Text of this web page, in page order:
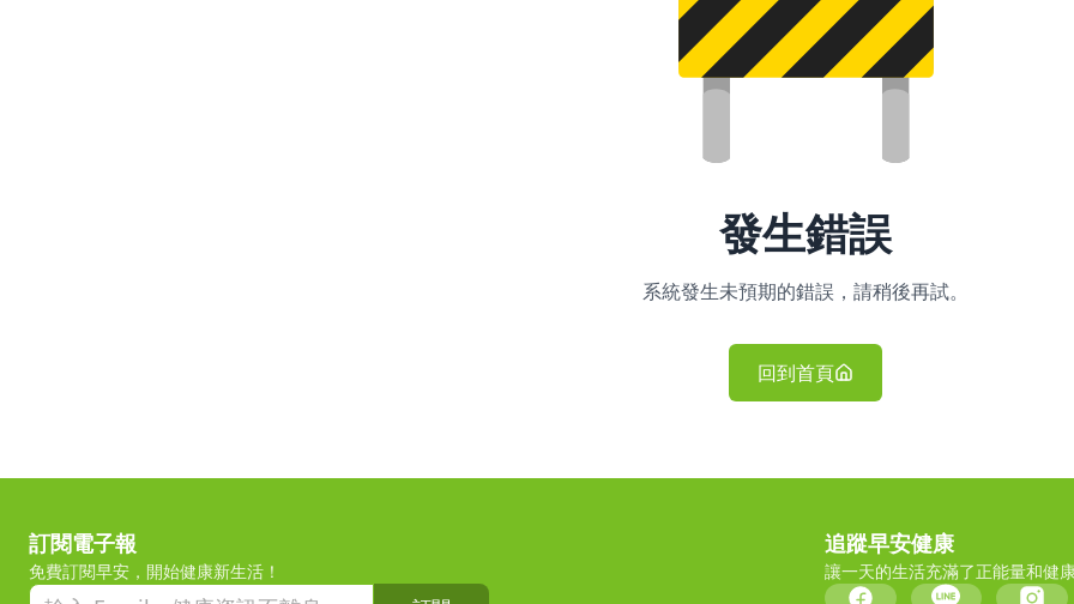
發生錯誤
系統發生未預期的錯誤，請稍後再試。
回到首頁
訂閱電子報
免費訂閱早安，開始健康新生活！
追蹤早安健康
讓一天的生活充滿了正能量和健